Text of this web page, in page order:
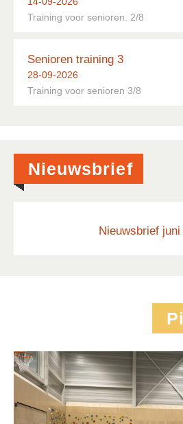
Training voor senioren. 2/8
Senioren training 3
28-09-2026
Training voor senioren 3/8
Nieuwsbrief
Nieuwsbrief juni